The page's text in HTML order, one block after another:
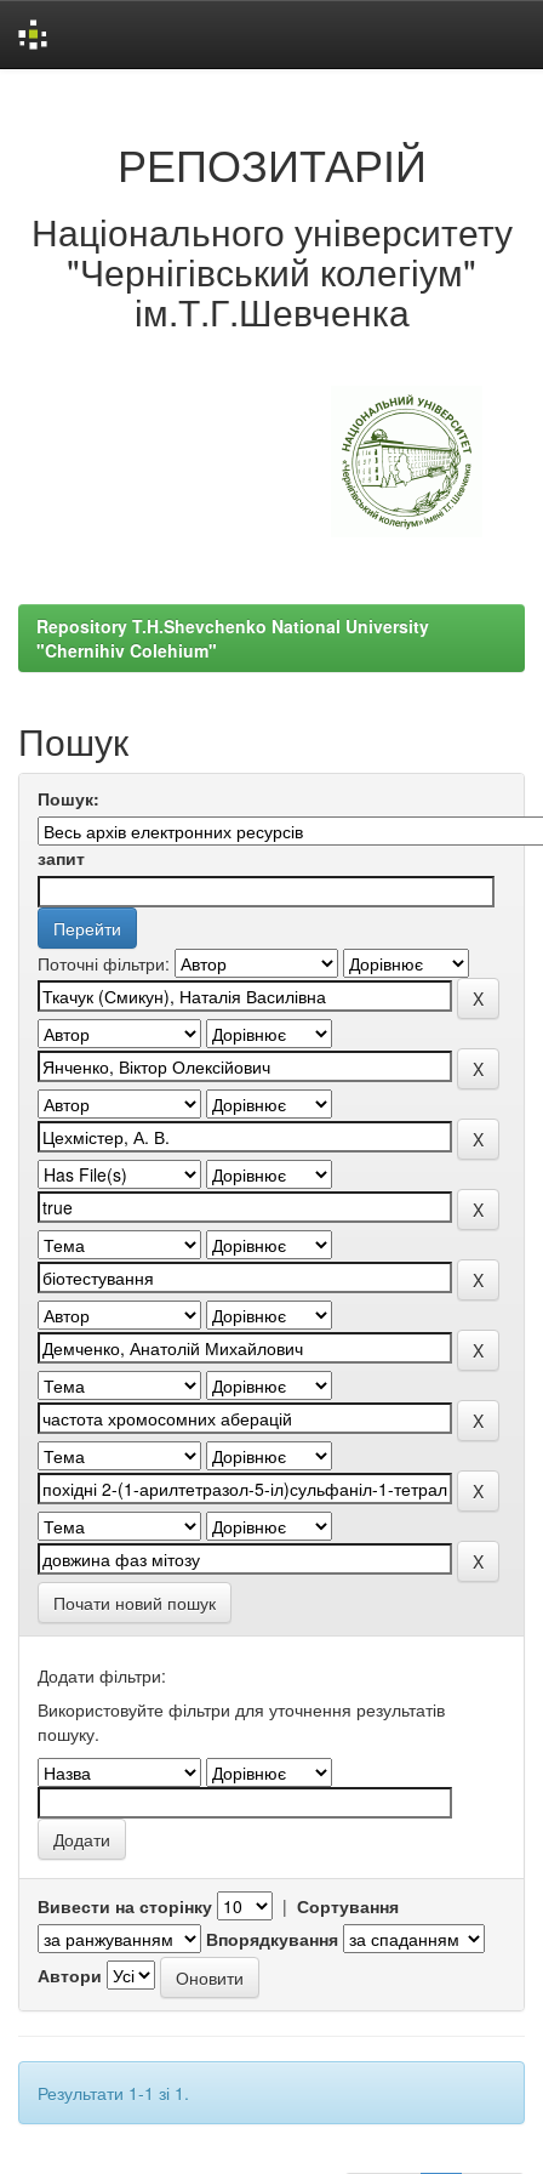
РЕПОЗИТАРІЙ
Національного університету
"Чернігівський колегіум"
ім.Т.Г.Шевченка
Repository T.H.Shevchenko National University
"Chernihiv Colehium"
Пошук
Пошук:
запит
Поточні фільтри:
Почати новий пошук
Додати фільтри:
Використовуйте фільтри для уточнення результатів
пошуку.
Вивести на сторінку | Сортування
Впорядкування
Автори
Результати 1-1 зі 1.